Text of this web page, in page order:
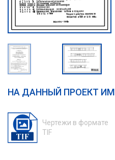
НА ДАННЫЙ ПРОЕКТ
Чертежи в формате
TIF